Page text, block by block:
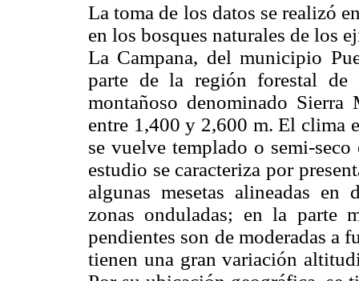
La toma de los datos se realizó
en los bosques naturales de los
La Campana, del municipio
parte de la región forestal
montañoso denominado
entre 1,400 y 2,600 m. El clima
se vuelve templado o semi-
estudio se caracteriza por
algunas mesetas alineadas
zonas onduladas; en la parte
pendientes son de moderadas a
tienen una gran variación